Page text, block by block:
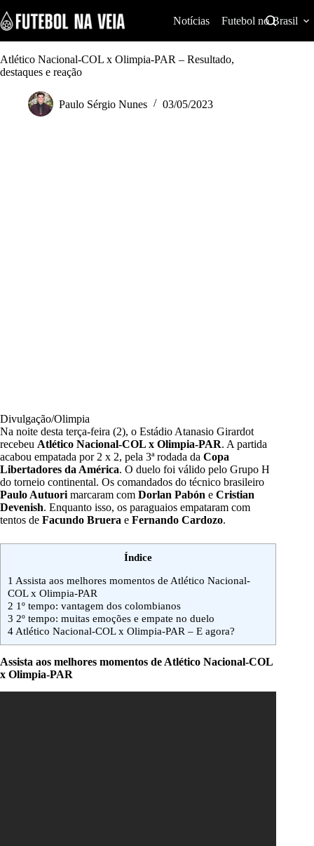
k
i
p
o
Notícias Futebol no Brasil
Atlético Nacional-COL x Olimpia-PAR – Resultado,
destaques e reação
Paulo Sérgio Nunes 03/05/2023
Divulgação/Olimpia
Na noite desta terça-feira (2), o Estádio Atanasio Girardot
recebeu Atlético Nacional-COL x Olimpia-PAR. A partida
acabou empatada por 2 x 2, pela 3ª rodada da Copa
Libertadores da América. O duelo foi válido pelo Grupo H
do torneio continental. Os comandados do técnico brasileiro
Paulo Autuori marcaram com Dorlan Pabón e Cristian
Devenish. Enquanto isso, os paraguaios empataram com
tentos de Facundo Bruera e Fernando Cardozo.
Índice
1 Assista aos melhores momentos de Atlético Nacional-
COL x Olimpia-PAR
2 1º tempo: vantagem dos colombianos
3 2º tempo: muitas emoções e empate no duelo
4Atlético Nacional-COL x Olimpia-PAR – E agora?
Assista aos melhores momentos de Atlético Nacional-COL
x Olimpia-PAR